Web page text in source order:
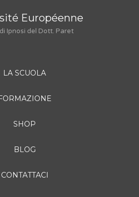
Européenne
Ipnosi del Dott. Paret
LA SCUOLA
SHOP
BLOG
CONTATTACI